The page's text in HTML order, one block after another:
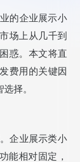
的企业展示小
场上从几千到
惑。本文将直
费用的关键因
择。
企业展示类小
能相对固定，